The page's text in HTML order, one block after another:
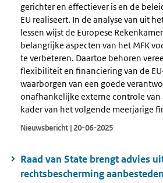
gerichter en effectiever is en de
EU realiseert. In de analyse van uit
lessen wijst de Europese
belangrijke aspecten van het MFK
te verbeteren. Daartoe behoren
flexibiliteit en financiering van de
waarborgen van een goede
onafhankelijke externe controle van
kader van het volgende meerjarige
Nieuwsbericht | 20-06-2025
Raad van State brengt advies
rechtsbescherming aanbesteden